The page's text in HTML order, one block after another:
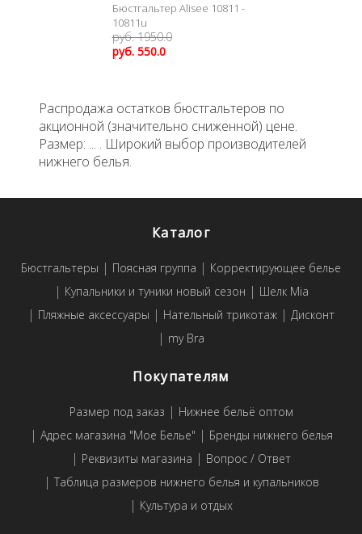
Бюстгальтер Alisee 10811 -
10811u
руб. 1950.0
руб. 550.0
Распродажа остатков бюстгальтеров по
акционной (значительно сниженной) цене.
Размер: ... . Широкий выбор производителей
нижнего белья.
Каталог
Бюстгальтеры Поясная группа
Корректирующее белье
Купальники и туники новый сезон
Шелк Mia
Пляжные аксессуары
Нательный трикотаж
Дисконт
my Bra
Покупателям
Размер под заказ
Нижнее бельё оптом
Адрес магазина "Мое Белье"
Бренды нижнего белья
Реквизиты магазина
Вопрос / Ответ
Таблица размеров нижнего белья и купальников
Культура и отдых